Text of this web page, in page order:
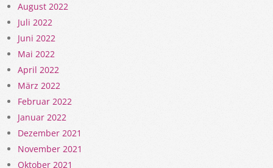
August 2022
Juli 2022
Juni 2022
Mai 2022
April 2022
März 2022
Februar 2022
Januar 2022
Dezember 2021
November 2021
Oktober 2021